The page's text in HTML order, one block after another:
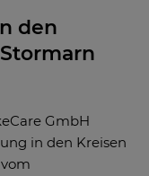
den
GmbH
in den Kreisen